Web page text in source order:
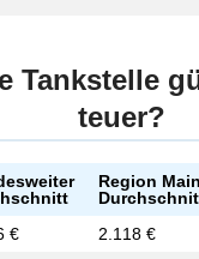
Tankstelle
teuer?
Region
€ 2.118 €